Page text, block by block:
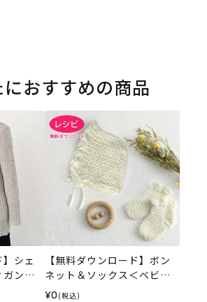
おすすめの商品
】シェ
ン
【無料ダウンロード】ボン
ネット＆ソックス＜ベビー
パレット＞（レシピ）
¥0 (税込)